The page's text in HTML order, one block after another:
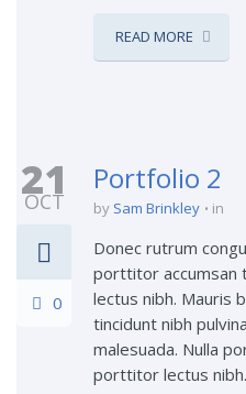
READ MORE
21
OCT
0
Portfolio 2
by Sam Brinkley in
Donec rutrum
porttitor accumsan
lectus nibh. Mauris
tincidunt nibh
malesuada. Nulla
porttitor lectus